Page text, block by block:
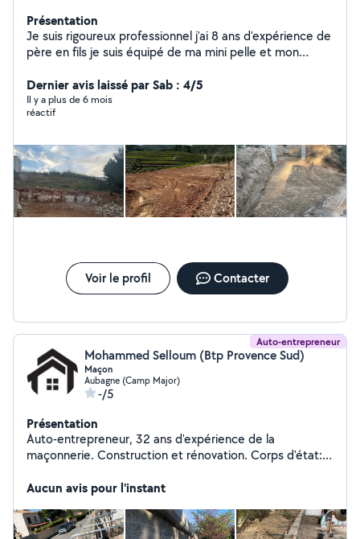
Présentation
Je suis rigoureux professionnel j'ai 8 ans d'expérience de
père en fils je suis équipé de ma mini pelle et mon
pose de fausse creuse piscine
Dernier avis laissé par Sab : 4/5
Il y a plus de 6 mois
réactif
Voir le profil Contacter
Auto-entrepreneur
Mohammed Selloum (Btp Provence Sud)
Maçon
Aubagne (Camp Major)
-/5
Présentation
Auto-entrepreneur, 32 ans d'expérience de la
maçonnerie. Construction et rénovation. Corps d'état:
clôture et rénovation tout type de bien.
Aucun avis pour l'instant